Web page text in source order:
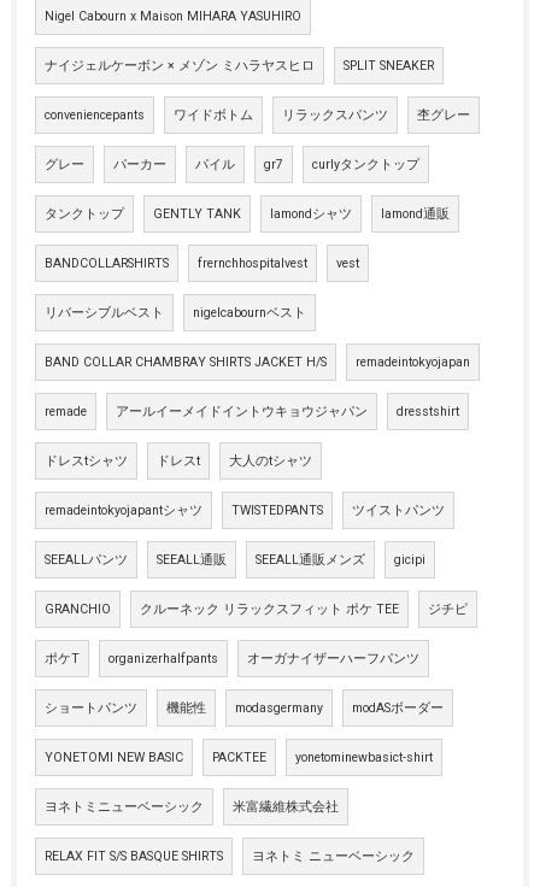
Nigel Cabourn x Maison MIHARA YASUHIRO
ナイジェルケーボン × メゾン ミハラヤスヒロ SPLIT SNEAKER
conveniencepants ワイドボトム リラックスパンツ 杢グレー
グレー パーカー パイル gr7 curlyタンクトップ
タンクトップ GENTLY TANK lamondシャツ lamond通販
BANDCOLLARSHIRTS frernchhospitalvest vest
リバーシブルベスト nigelcabournベスト
BAND COLLAR CHAMBRAY SHIRTS JACKET H/S remadeintokyojapan
remade アールイーメイドイントウキョウジャパン dresstshirt
ドレスtシャツ ドレスt 大人のtシャツ
remadeintokyojapantシャツ TWISTEDPANTS ツイストパンツ
SEEALLパンツ SEEALL通販 SEEALL通販メンズ gicipi
GRANCHIO クルーネック リラックスフィット ポケ TEE ジチピ
ポケT organizerhalfpants オーガナイザーハーフパンツ
ショートパンツ 機能性 modasgermany modASボーダー
YONETOMI NEW BASIC PACKTEE yonetominewbasict-shirt
ヨネトミニューベーシック 米富繊維株式会社
RELAX FIT S/S BASQUE SHIRTS ヨネトミ ニューベーシック